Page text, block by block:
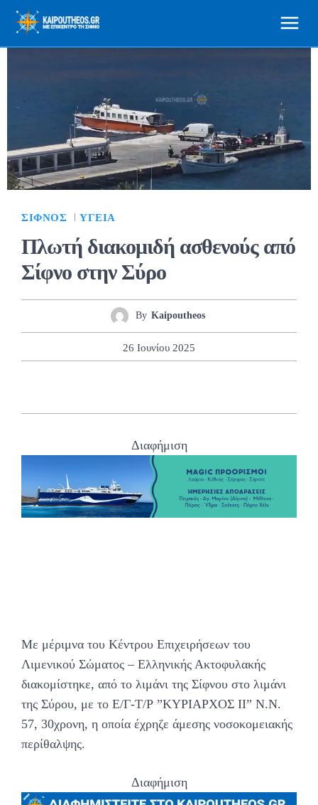
ΣΊΦΝΟΣ ΥΓΕΊΑ
Πλωτή διακομιδή ασθενούς από
Σίφνο στην Σύρο
By Kaipoutheos
26 Ιουνίου 2025
Διαφήμιση
Με μέριμνα του Κέντρου Επιχειρήσεων του
Λιμενικού Σώματος – Ελληνικής Ακτοφυλακής
διακομίστηκε, από το λιμάνι της Σίφνου στο λιμάνι
της Σύρου, με το Ε/Γ-Τ/Ρ ”ΚΥΡΙΑΡΧΟΣ ΙΙ” Ν.Ν.
57, 30χρονη, η οποία έχρηζε άμεσης νοσοκομειακής
περίθαλψης.
Διαφήμιση